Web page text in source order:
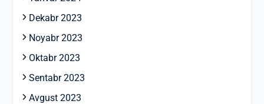
Dekabr 2023
Noyabr 2023
Oktabr 2023
Sentabr 2023
Avgust 2023